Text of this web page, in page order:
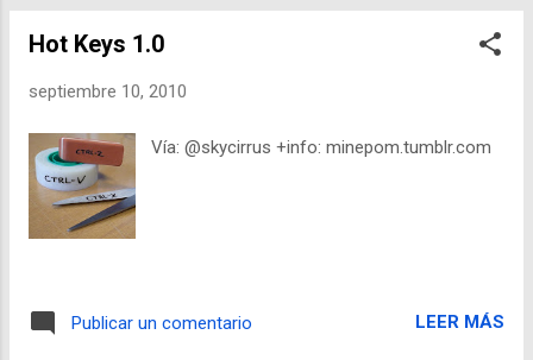
Hot Keys 1.0
septiembre 10, 2010
Vía: @skycirrus +info: minepom.tumblr.com
Publicar un comentario LEER MÁS